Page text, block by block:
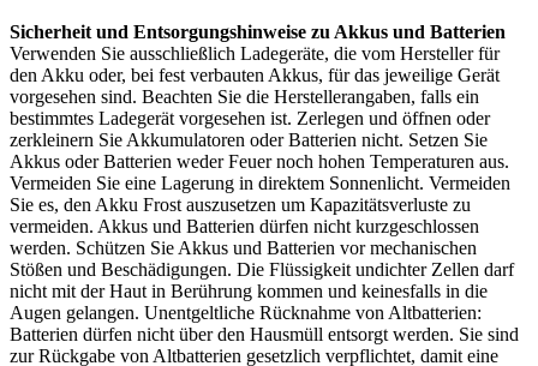
Sicherheit und Entsorgungshinweise zu Akkus und Batterien
Verwenden Sie ausschließlich Ladegeräte, die vom Hersteller für
den Akku oder, bei fest verbauten Akkus, für das jeweilige Gerät
vorgesehen sind. Beachten Sie die Herstellerangaben, falls ein
bestimmtes Ladegerät vorgesehen ist. Zerlegen und öffnen oder
zerkleinern Sie Akkumulatoren oder Batterien nicht. Setzen Sie
Akkus oder Batterien weder Feuer noch hohen Temperaturen aus.
Vermeiden Sie eine Lagerung in direktem Sonnenlicht. Vermeiden
Sie es, den Akku Frost auszusetzen um Kapazitätsverluste zu
vermeiden. Akkus und Batterien dürfen nicht kurzgeschlossen
werden. Schützen Sie Akkus und Batterien vor mechanischen
Stößen und Beschädigungen. Die Flüssigkeit undichter Zellen darf
nicht mit der Haut in Berührung kommen und keinesfalls in die
Augen gelangen. Unentgeltliche Rücknahme von Altbatterien:
Batterien dürfen nicht über den Hausmüll entsorgt werden. Sie sind
zur Rückgabe von Altbatterien gesetzlich verpflichtet, damit eine